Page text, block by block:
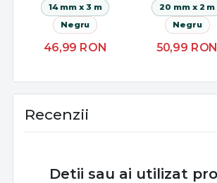
14 mm x 3 m
Negru
46,99 RON
20 mm x 2 m
Negru
50,99 RON
Recenzii
Detii sau ai utilizat